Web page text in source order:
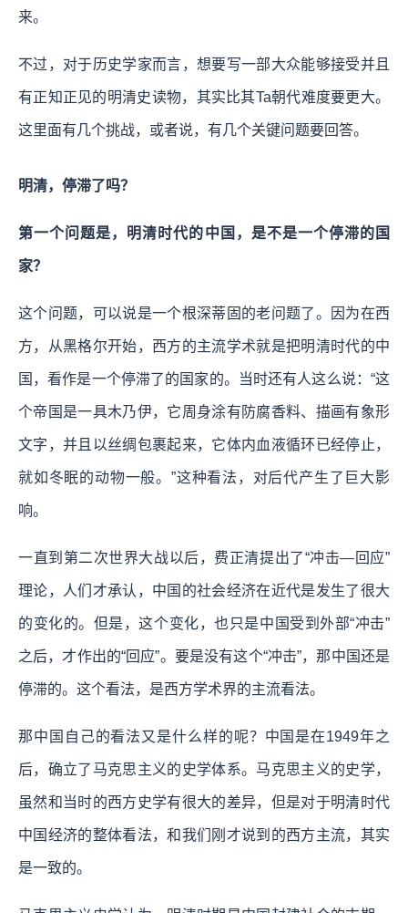
来。
不过，对于历史学家而言，想要写一部大众能够接受并且
有正知正见的明清史读物，其实比其Ta朝代难度要更大。
这里面有几个挑战，或者说，有几个关键问题要回答。
明清，停滞了吗？
第一个问题是，明清时代的中国，是不是一个停滞的国
家？
这个问题，可以说是一个根深蒂固的老问题了。因为在西
方，从黑格尔开始，西方的主流学术就是把明清时代的中
国，看作是一个停滞了的国家的。当时还有人这么说：“这
个帝国是一具木乃伊，它周身涂有防腐香料、描画有象形
文字，并且以丝绸包裹起来，它体内血液循环已经停止，
就如冬眠的动物一般。”这种看法，对后代产生了巨大影
响。
一直到第二次世界大战以后，费正清提出了“冲击—回应”
理论，人们才承认，中国的社会经济在近代是发生了很大
的变化的。但是，这个变化，也只是中国受到外部“冲击”
之后，才作出的“回应”。要是没有这个“冲击”，那中国还是
停滞的。这个看法，是西方学术界的主流看法。
那中国自己的看法又是什么样的呢？中国是在1949年之
后，确立了马克思主义的史学体系。马克思主义的史学，
虽然和当时的西方史学有很大的差异，但是对于明清时代
中国经济的整体看法，和我们刚才说到的西方主流，其实
是一致的。